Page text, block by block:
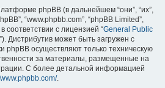
phpBB (в дальнейшем “они”, “их”,
“www.phpbb.com”, “phpBB Limited”,
соответствии с лицензией “General Public
Дистрибутив может быть загружен с
phpBB осуществляют только техническую
за материалы, размещенные на
С более детальной информацией
.